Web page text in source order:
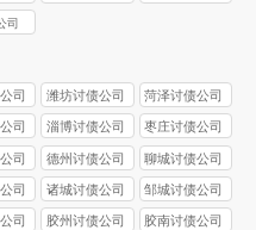
司
司 潍坊讨债公司 菏泽讨债公司
司 淄博讨债公司 枣庄讨债公司
司 德州讨债公司 聊城讨债公司
司 诸城讨债公司 邹城讨债公司
司 胶州讨债公司 胶南讨债公司